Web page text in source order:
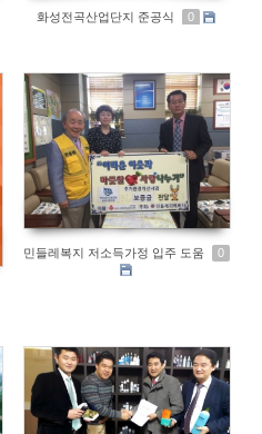
화성전곡산업단지 준공식 0
민들레복지 저소득가정 입주 도움 0